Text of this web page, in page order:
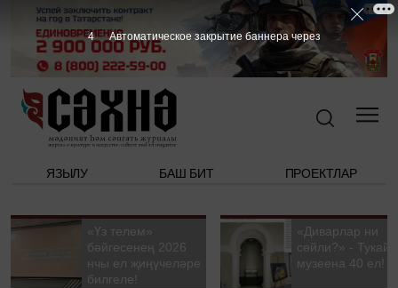
ЯЗЫЛУ БАШ БИТ ПРОЕКТЛАР
«Үз телем»
бәйгесенең 2026
нчы ел җиңүчеләре
билгеле!
«Диварлар ни
сөйли?» - Тукай
музеена 40 ел!
3 Автоматическое закрытие баннера через